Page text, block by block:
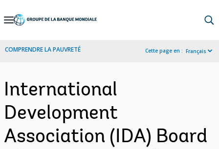
Skip
Navigation
COMPRENDRE LA PAUVRETÉ Cette page en : Français
International
Development
Association (IDA) Board